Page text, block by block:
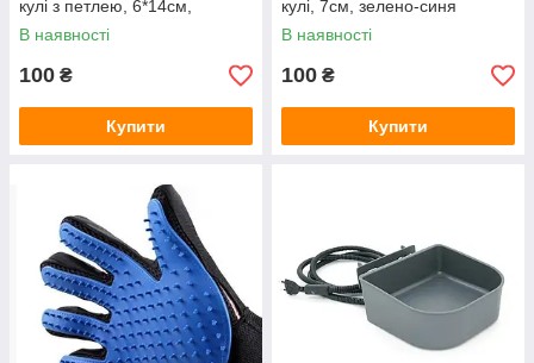
кулі з петлею, 6*14см,
зелено-синя
В наявності
100 ₴
Купити
кулі, 7см, зелено-синя
В наявності
100 ₴
Купити